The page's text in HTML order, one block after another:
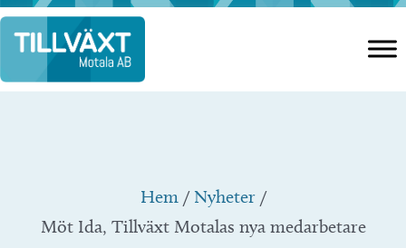
Hoppa
till
innehåll
Hem / Nyheter/
Möt Ida, Tillväxt Motalas nya medarbetare